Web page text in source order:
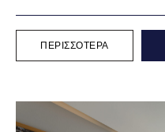
ΠΕΡΙΣΣΌΤΕΡΑ